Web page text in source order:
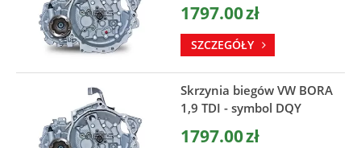
1797.00zł
SZCZEGÓŁY
Skrzynia biegów VW BORA
1,9 TDI - symbol DQY
1797.00zł